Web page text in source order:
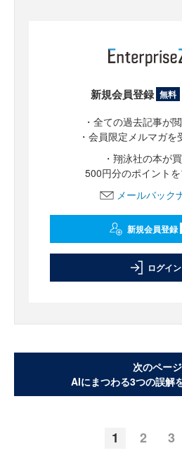
新規会員登録 無料
・全ての過去記事が
・会員限定メルマガを
・翔泳社の本が
500円分のポイント
メールバック
新規会員登録
ログイン
次のページ
AIにまつわる3つの誤解
1 2 3